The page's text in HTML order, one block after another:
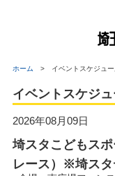
ホーム イベントスケジュ
イベントスケジ
2026年08月09日
埼スタこどもス
レース）※埼ス